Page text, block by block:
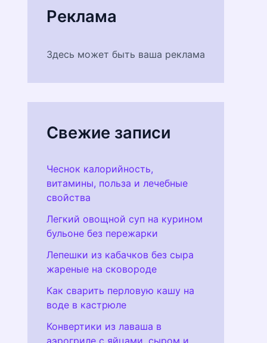
Реклама
Здесь может быть ваша реклама
Свежие записи
Чеснок калорийность,
витамины, польза и лечебные
свойства
Легкий овощной суп на курином
бульоне без пережарки
Лепешки из кабачков без сыра
жареные на сковороде
Как сварить перловую кашу на
воде в кастрюле
Конвертики из лаваша в
аэрогриле с яйцами, сыром и